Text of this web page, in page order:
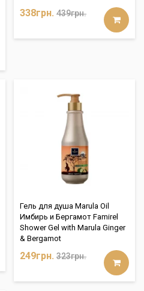
338грн. 439грн.
Гель для душа Marula Oil
Имбирь и Бергамот Famirel
Shower Gel with Marula Ginger
& Bergamot
249грн. 323грн.